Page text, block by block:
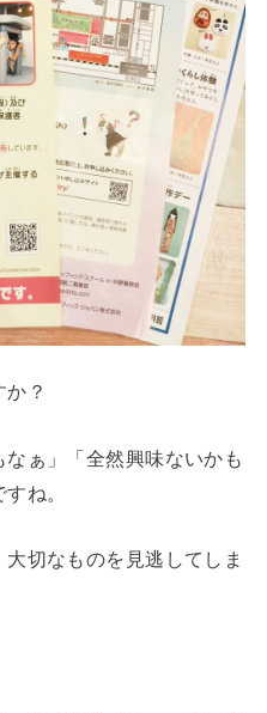
？
なぁ」「全然興味ないかも
ね。
切なものを見逃してしま